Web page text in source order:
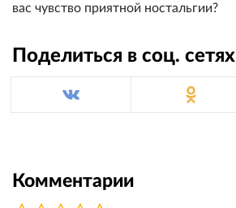
вас чувство приятной ностальгии?
Поделиться в соц. сетях
Комментарии